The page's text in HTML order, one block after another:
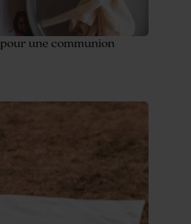
une communion